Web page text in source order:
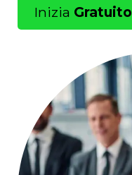
Inizia Gratuito